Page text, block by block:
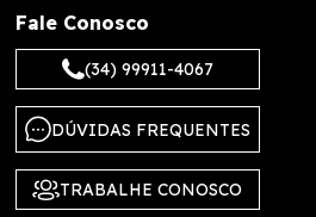
Fale Conosco
(34) 99911-4067
DÚVIDAS FREQUENTES
TRABALHE CONOSCO